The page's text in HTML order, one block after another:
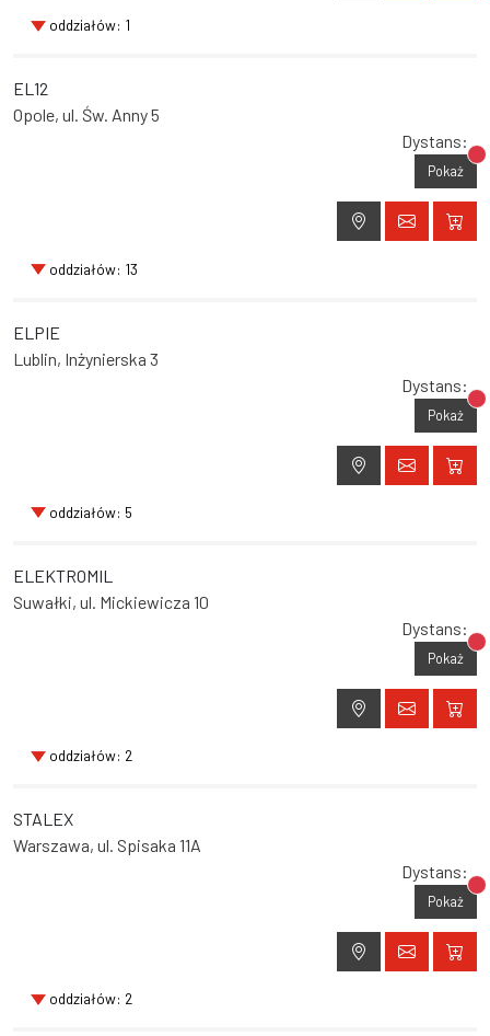
oddziałów: 1
EL12
Opole, ul. Św. Anny 5
Dystans:
Pokaż
oddziałów: 13
ELPIE
Lublin, Inżynierska 3
Dystans:
Pokaż
oddziałów: 5
ELEKTROMIL
Suwałki, ul. Mickiewicza 10
Dystans:
Pokaż
oddziałów: 2
STALEX
Warszawa, ul. Spisaka 11A
Dystans:
Pokaż
oddziałów: 2